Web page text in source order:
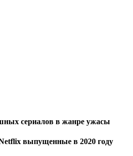
сериалов в жанре ужасы
выпущенные в 2020 году